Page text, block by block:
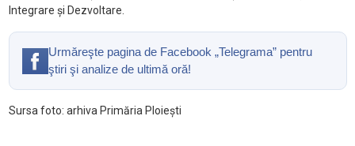
Integrare și Dezvoltare.
Urmăreşte pagina de Facebook „Telegrama” pentru
ştiri şi analize de ultimă oră!
Sursa foto: arhiva Primăria Ploiești